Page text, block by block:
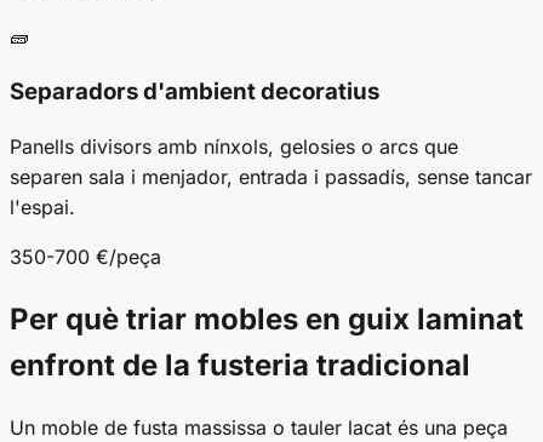
🧱
Separadors d'ambient decoratius
Panells divisors amb nínxols, gelosies o arcs que
separen sala i menjador, entrada i passadís, sense tancar
l'espai.
350-700 €/peça
Per què triar mobles en guix laminat
enfront de la fusteria tradicional
Un moble de fusta massissa o tauler lacat és una peça